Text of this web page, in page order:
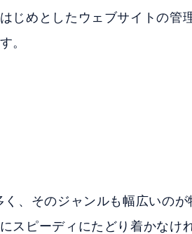
じめとしたウェブサイトの管
。
、そのジャンルも幅広いの
スピーディにたどり着かなけ